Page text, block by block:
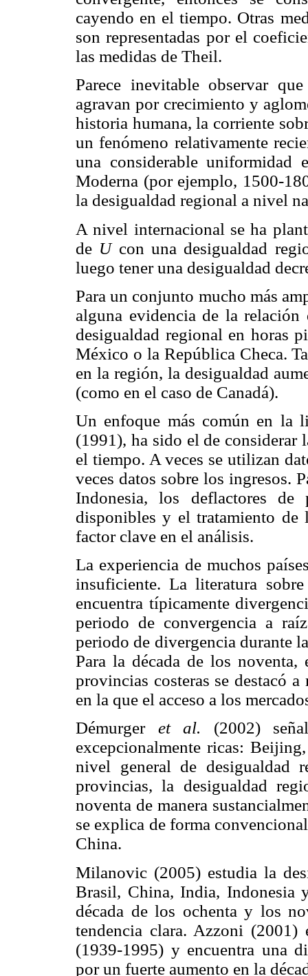
cayendo en el tiempo. Otras
son representadas por el
las medidas de Theil.
Parece inevitable observar
agravan por crecimiento y
historia humana, la corriente
un fenómeno relativamente
una considerable
Moderna (por ejemplo, 1500-
la desigualdad regional a nivel
A nivel internacional se ha
de Ucon una desigualdad
luego tener una desigualdad
Para un conjunto mucho más
alguna evidencia de la
desigualdad regional en horas
México o la República Checa.
en la región, la desigualdad
(como en el caso de Canadá).
Un enfoque más común en la
(1991), ha sido el de considerar
el tiempo. A veces se utilizan
veces datos sobre los ingresos.
Indonesia, los deflactores
disponibles y el tratamiento de
factor clave en el análisis.
La experiencia de muchos
insuficiente. La literatura
encuentra típicamente
periodo de convergencia a
periodo de divergencia durante
Para la década de los
provincias costeras se destacó
en la que el acceso a los
Démurger et al. (2002)
excepcionalmente ricas:
nivel general de desigualdad
provincias, la desigualdad
noventa de manera
se explica de forma
China.
Milanovic (2005) estudia la
Brasil, China, India, Indonesia
década de los ochenta y los
tendencia clara. Azzoni
(1939-1995) y encuentra una
por un fuerte aumento en la